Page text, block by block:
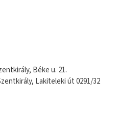
Béke u. 21.
Lakiteleki út 0291/32